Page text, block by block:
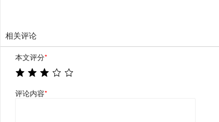
相关评论
本文评分*
评论内容*